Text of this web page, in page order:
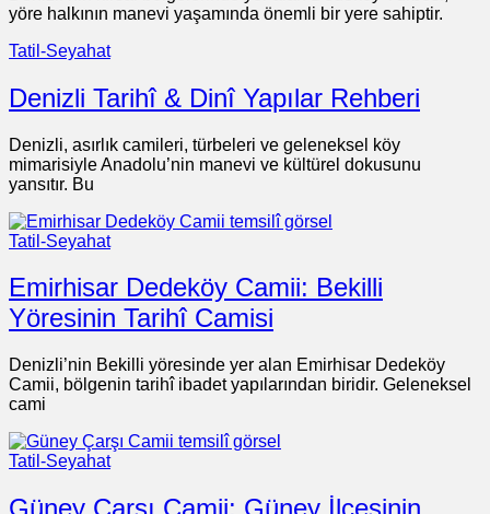
yöre halkının manevi yaşamında önemli bir yere sahiptir.
Tatil-Seyahat
Denizli Tarihî & Dinî Yapılar Rehberi
Denizli, asırlık camileri, türbeleri ve geleneksel köy
mimarisiyle Anadolu’nin manevi ve kültürel dokusunu
yansıtır. Bu
Tatil-Seyahat
Emirhisar Dedeköy Camii: Bekilli
Yöresinin Tarihî Camisi
Denizli’nin Bekilli yöresinde yer alan Emirhisar Dedeköy
Camii, bölgenin tarihî ibadet yapılarından biridir. Geleneksel
cami
Tatil-Seyahat